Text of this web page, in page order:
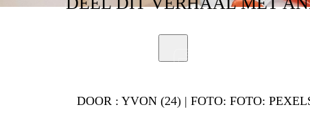
DOOR : YVON (24) | FOTO: FOTO: